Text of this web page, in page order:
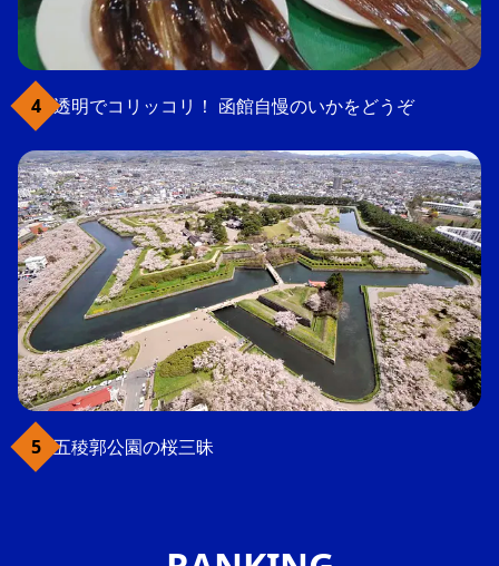
透明でコリッコリ！ 函館自慢のいかをどうぞ
五稜郭公園の桜三昧